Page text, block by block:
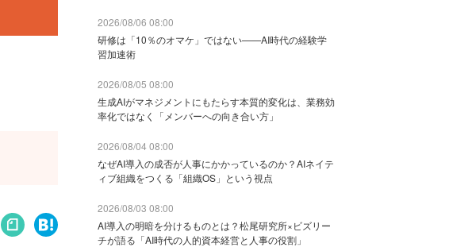
2026/08/06 08:00
研修は「10％のオマケ」ではない——AI時代の経験学
習加速術
2026/08/05 08:00
生成AIがマネジメントにもたらす本質的変化は、業務効
率化ではなく「メンバーへの向き合い方」
2026/08/04 08:00
なぜAI導入の成否が人事にかかっているのか？AIネイテ
ィブ組織をつくる「組織OS」という視点
2026/08/03 08:00
AI導入の明暗を分けるものとは？松尾研究所×ビズリー
チが語る「AI時代の人的資本経営と人事の役割」